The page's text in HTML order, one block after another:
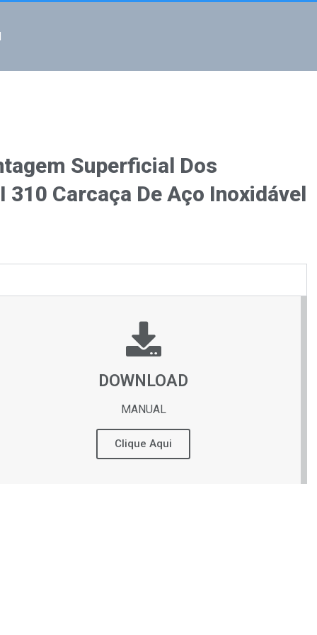
Superficial Dos
Carcaça De Aço Inoxidável
DOWNLOAD
MANUAL
Clique Aqui